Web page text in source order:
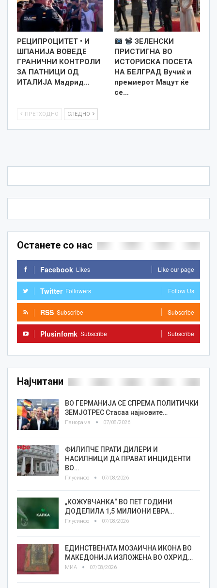
РЕЦИПРОЦИТЕТ • И
ШПАНИЈА ВОВЕДЕ
ГРАНИЧНИ КОНТРОЛИ
ЗА ПАТНИЦИ ОД
ИТАЛИЈА Мадрид…
ЗЕЛЕНСКИ
ПРИСТИГНА ВО
ИСТОРИСКА ПОСЕТА
НА БЕЛГРАД Вучиќ и
премиерот Мацут ќе
се…
ПРЕТХОДНО СЛЕДНО
Останете со нас
Facebook Likes Like our page
Twitter Followers Follow Us
RSS Subscribe Subscribe
Plusinfomk Subscribe Subscribe
Најчитани
ВО ГЕРМАНИЈА СЕ СПРЕМА ПОЛИТИЧКИ
ЗЕМЈОТРЕС Стасаа најновите…
Панорама 07/08/2026
ФИЛИПЧЕ ПРАТИ ДИЛЕРИ И
НАСИЛНИЦИ ДА ПРАВАТ ИНЦИДЕНТИ
ВО…
Плусинфо 07/08/2026
„КОЖУВЧАНКА“ ВО ПЕТ ГОДИНИ
ДОДЕЛИЛА 1,5 МИЛИОНИ ЕВРА…
Плусинфо 07/08/2026
ЕДИНСТВЕНАТА МОЗАИЧНА ИКОНА ВО
МАКЕДОНИЈА ИЗЛОЖЕНА ВО ОХРИД…
МИА 07/08/2026